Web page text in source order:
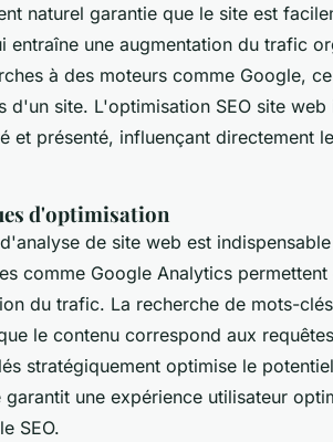
naturel garantie que le site est
entraîne une augmentation du trafic
à des moteurs comme Google,
d'un site. L'optimisation SEO site
et présenté, influençant directement
d'optimisation
de site web est
comme Google Analytics
du trafic. La recherche de mots-
le contenu correspond aux
stratégiquement optimise le
une expérience utilisateur
SEO.